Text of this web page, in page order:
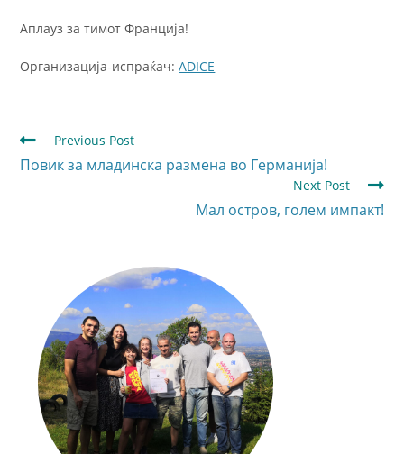
Аплауз за тимот Франција!
Организација-испраќач:ADICE
Previous Post
Повик за младинска размена во Германија!
Next Post
Мал остров, голем импакт!